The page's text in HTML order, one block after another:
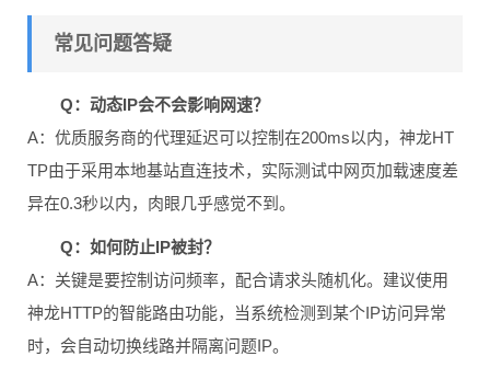
常见问题答疑
Q：动态IP会不会影响网速？
A：优质服务商的代理延迟可以控制在200ms以内，神龙HT
TP由于采用本地基站直连技术，实际测试中网页加载速度差
异在0.3秒以内，肉眼几乎感觉不到。
Q：如何防止IP被封？
A：关键是要控制访问频率，配合请求头随机化。建议使用
神龙HTTP的智能路由功能，当系统检测到某个IP访问异常
时，会自动切换线路并隔离问题IP。